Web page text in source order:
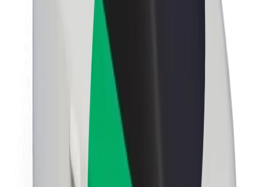
Sustenabilitatea la Bolt
Proiectul Zero
Centrul de presă
Manual de brand
Relații cu investitorii
Conducere
Brand